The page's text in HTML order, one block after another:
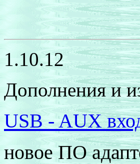
1.10.12
Дополнения и
USB - AUX
новое ПО